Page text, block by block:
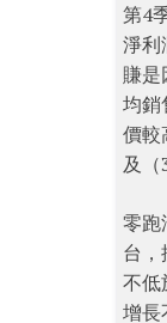
第4
淨利
賺
均銷
價較
及（
零跑
台，
不低
增長